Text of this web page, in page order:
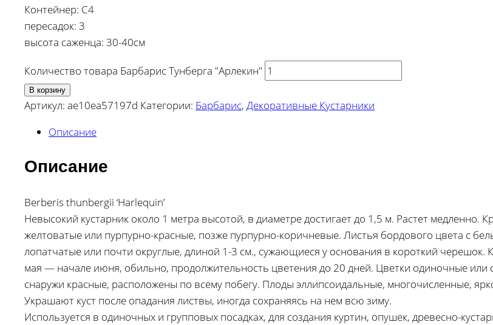
Контейнер: С4
пересадок: 3
высота саженца: 30-40см
Количество товара Барбарис Тунберга "Арлекин"
В корзину
Артикул: ae10ea57197d Категории: Барбарис, Декоративные Кустарники
Описание
Описание
Berberis thunbergii ‘Harlequin’
Невысокий кустарник около 1 метра высотой, в диаметре достигает до 1,5 м. Растет медленно.
желтоватые или пурпурно-красные, позже пурпурно-коричневые. Листья бордового цвета с
лопатчатые или почти округлые, длиной 1-3 см., сужающиеся у основания в короткий
мая — начале июня, обильно, продолжительность цветения до 20 дней. Цветки одиночные или
снаружи красные, расположены по всему побегу. Плоды эллипсоидальные, многочисленные,
Украшают куст после опадания листвы, иногда сохраняясь на нем всю зиму.
Используется в одиночных и групповых посадках, для создания куртин, опушек, древесно-